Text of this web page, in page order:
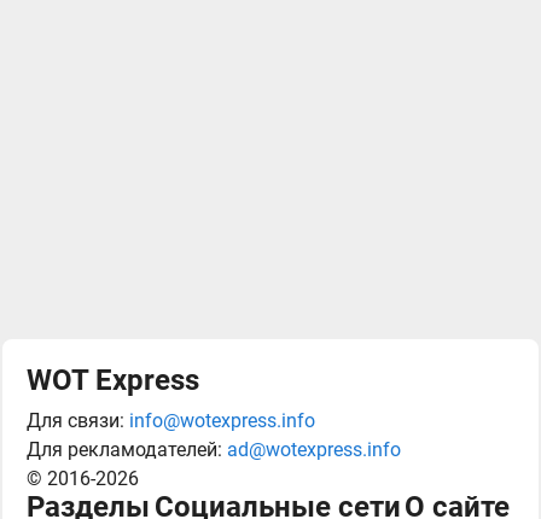
WOT Express
Для связи: info@wotexpress.info
Для рекламодателей: ad@wotexpress.info
© 2016-2026
Разделы Социальные сетиО сайте